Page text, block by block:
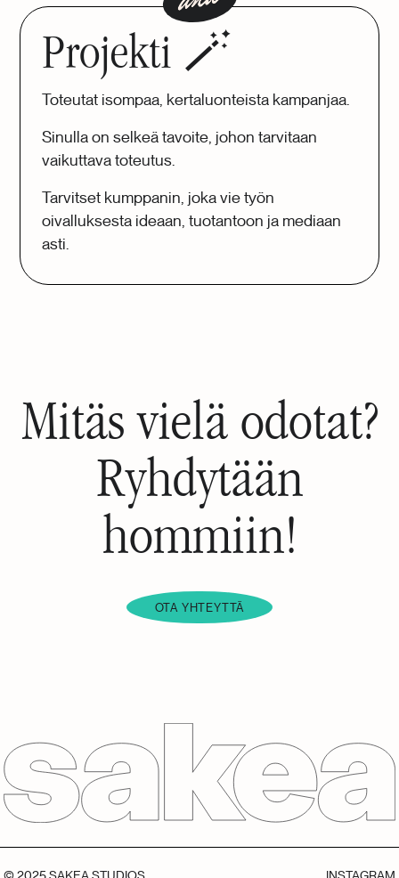
Projekti 🪄
Toteutat isompaa, kertaluonteista kampanjaa.
Sinulla on selkeä tavoite, johon tarvitaan
vaikuttava toteutus.
Tarvitset kumppanin, joka vie työn
oivalluksesta ideaan, tuotantoon ja mediaan
asti.
Mitäs vielä odotat?
Ryhdytään
hommiin!
OTA YHTEYTTÄ